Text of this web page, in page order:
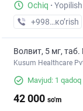
Ochiq ·
+998 (77)кo’rish
Волвит, 5 мг,
Kusum Healthcare
Mavjud: 1 qadoq
42 000 so'm